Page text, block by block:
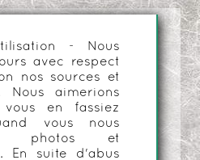
- Nous
avec respect
nos sources et
Nous aimerions
en fassiez
vous nous
photos et
En suite d'abus